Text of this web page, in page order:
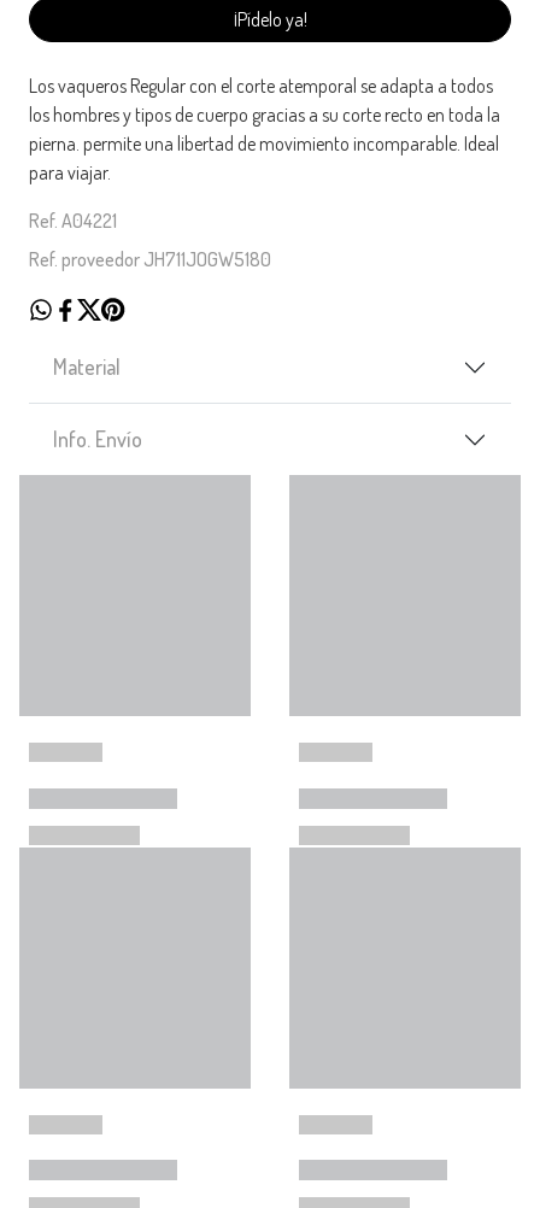
¡Pídelo ya!
Los vaqueros Regular con el corte atemporal se adapta a todos
los hombres y tipos de cuerpo gracias a su corte recto en toda la
pierna. permite una libertad de movimiento incomparable. Ideal
para viajar.
Ref. A04221
Ref. proveedor JH711JOGW5180
Material
Info. Envío